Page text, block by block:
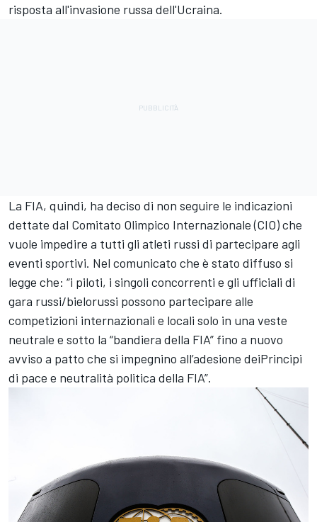
risposta all'invasione russa dell'Ucraina.
La FIA, quindi, ha deciso di non seguire le indicazioni
dettate dal Comitato Olimpico Internazionale (CIO) che
vuole impedire a tutti gli atleti russi di partecipare agli
eventi sportivi. Nel comunicato che è stato diffuso si
legge che: “i piloti, i singoli concorrenti e gli ufficiali di
gara russi/bielorussi possono partecipare alle
competizioni internazionali e locali solo in una veste
neutrale e sotto la “bandiera della FIA” fino a nuovo
avviso a patto che si impegnino all’adesione deiPrincipi
di pace e neutralità politica della FIA”.